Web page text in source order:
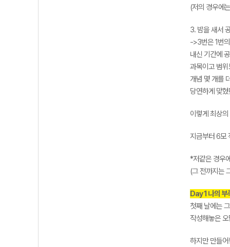
(저의 경우에
3. 밤을 새서
->3번은 1번
내신 기간에
과목이고 범
개념 몇 개를
당연하게 맞
이렇게 최상
지금부터 6모
*저같은 경우
(그 전까지는
Day 1 나의 부
첫째 날에는
작성해놓은
하지만 만들